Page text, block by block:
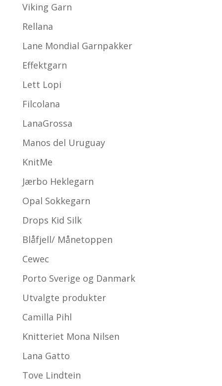
Viking Garn
Rellana
Lane Mondial Garnpakker
Effektgarn
Lett Lopi
Filcolana
LanaGrossa
Manos del Uruguay
KnitMe
Jærbo Heklegarn
Opal Sokkegarn
Drops Kid Silk
Blåfjell/ Månetoppen
Cewec
Porto Sverige og Danmark
Utvalgte produkter
Camilla Pihl
Knitteriet Mona Nilsen
Lana Gatto
Tove Lindtein